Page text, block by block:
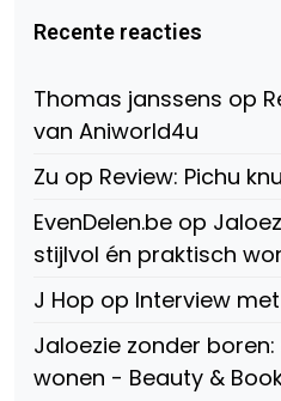
Beauty-
147775071915783/?
Facebook
op
Twitter
op
Instagram
Recente reacties
Thomas janssens op
van Aniworld4u
Zu op Review: Pichu
EvenDelen.be op
stijlvol én praktisch
J Hop op Interview
Jaloezie zonder
wonen - Beauty &